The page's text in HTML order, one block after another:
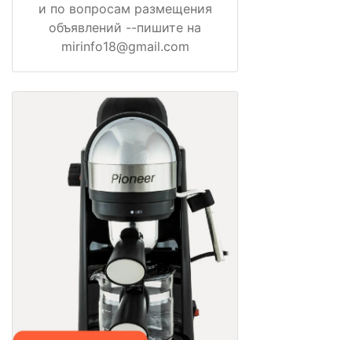
и по вопросам размещения
объявлений --пишите на
mirinfo18@gmail.com